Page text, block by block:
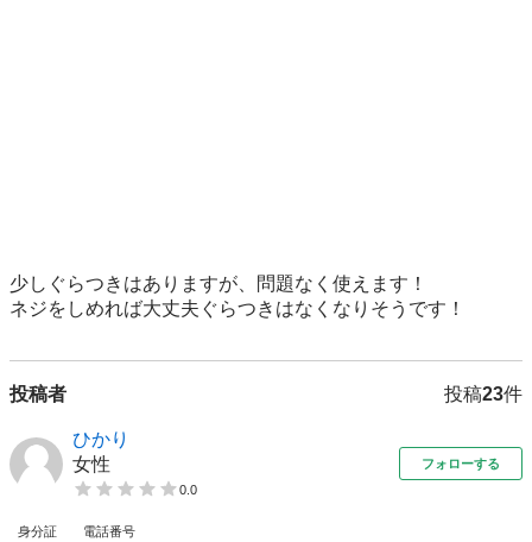
少しぐらつきはありますが、問題なく使えます！
ネジをしめれば大丈夫ぐらつきはなくなりそうです！
投稿者 投稿23件
ひかり
女性
0.0
フォローする
身分証 電話番号